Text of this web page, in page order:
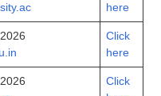
here
Click
here
Click